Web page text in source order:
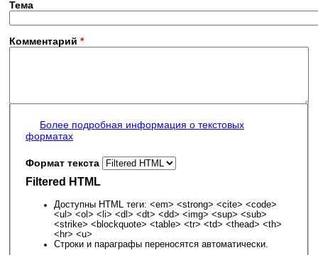
Тема
Комментарий *
Более подробная информация о текстовых
форматах
Формат текста
Filtered HTML
Доступны HTML теги: <em> <strong> <cite> <code>
<ul> <ol> <li> <dl> <dt> <dd> <img> <sup> <sub>
<strike> <blockquote> <table> <tr> <td> <thead> <th>
<hr> <u>
Строки и параграфы переносятся автоматически.